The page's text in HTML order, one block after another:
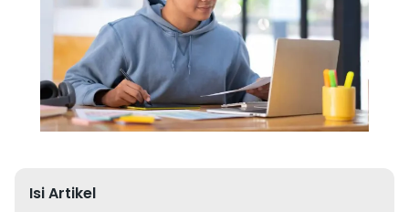
Isi Artikel